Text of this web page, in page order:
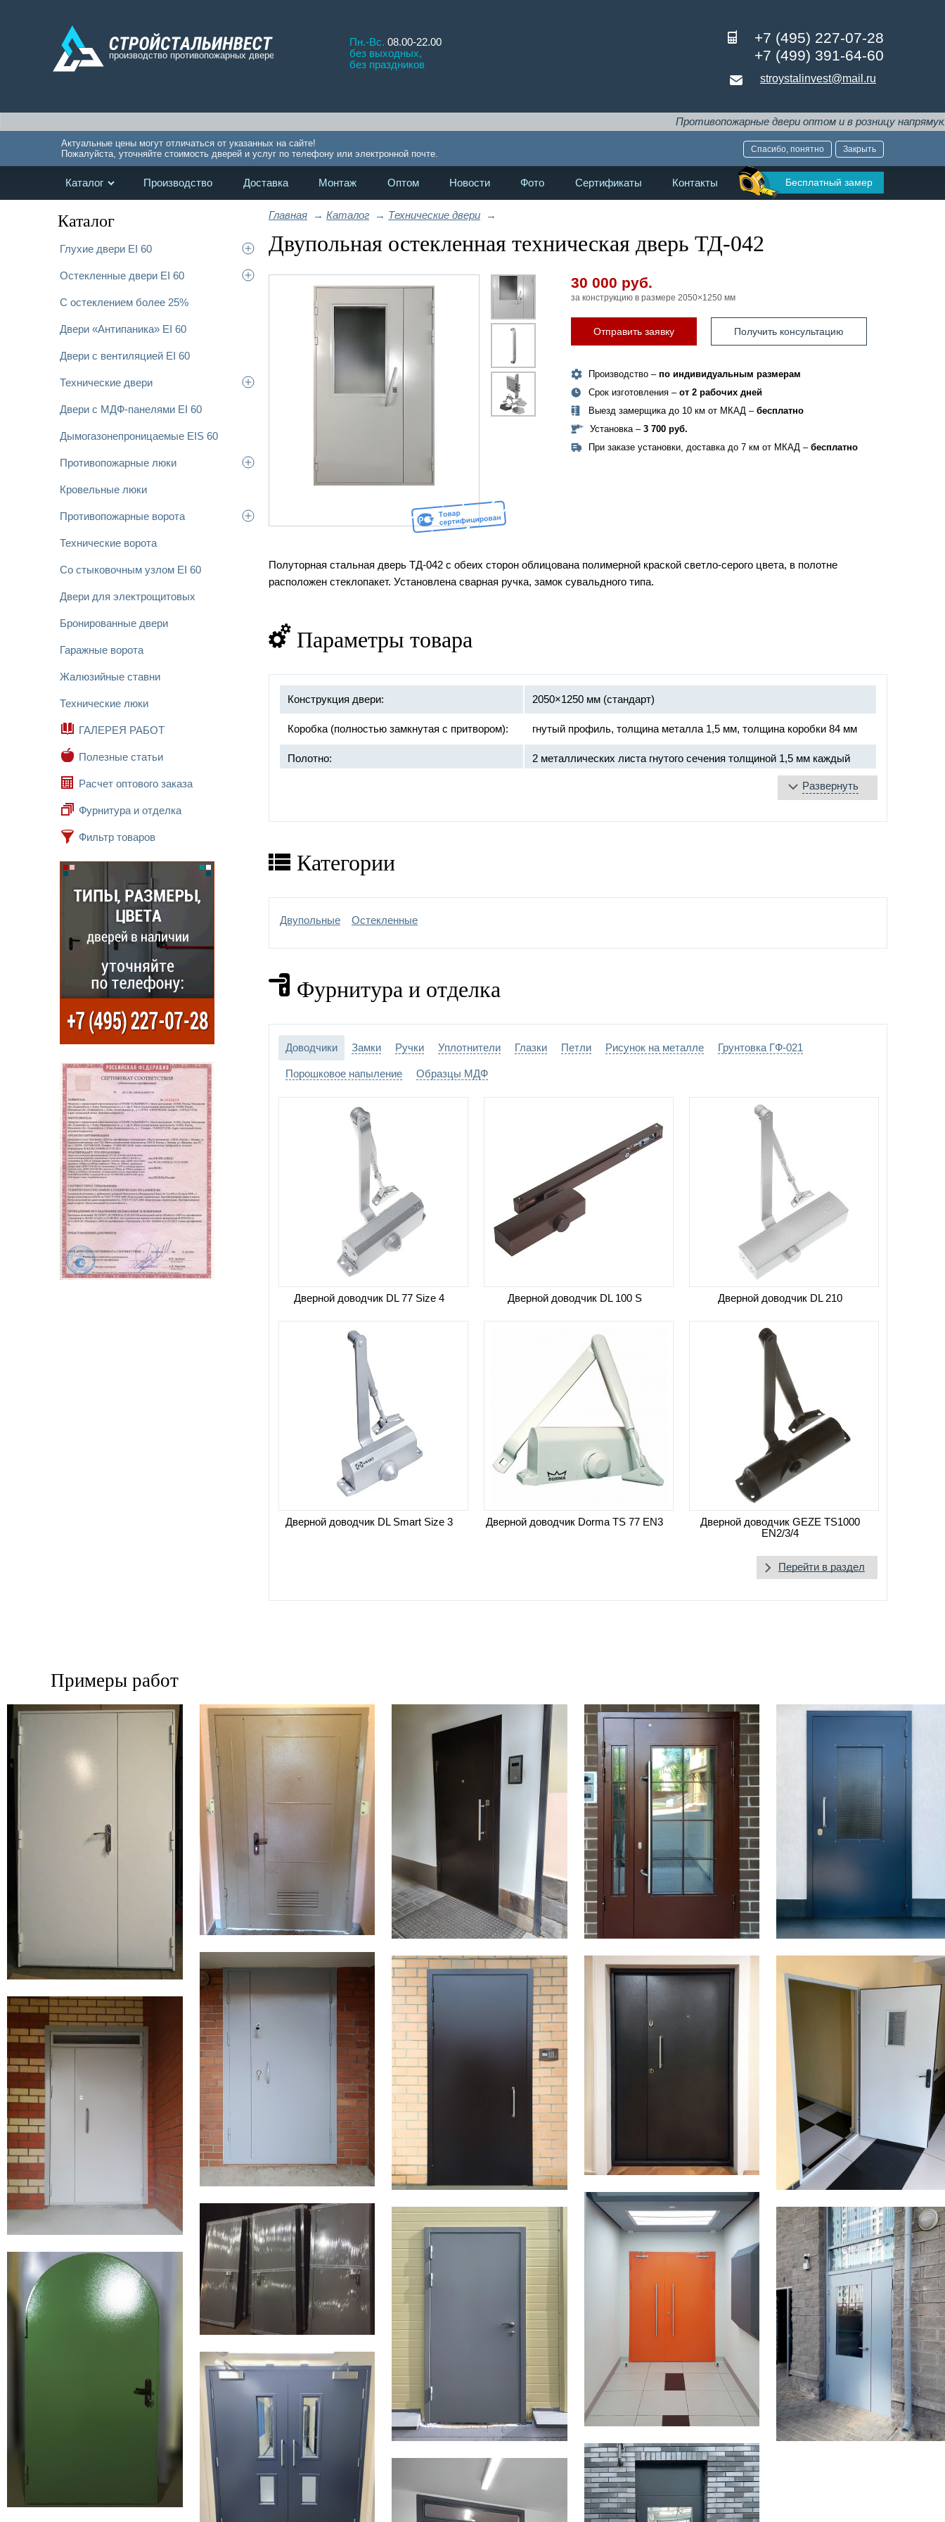
Пн.-Вс. 08.00-22.00
без выходных,
без праздников
+7 (495) 227-07-28
+7 (499) 391-64-60
stroystalinvest@mail.ru
Противопожарные двери оптом и в розницу напрямую от
Актуальные цены могут отличаться от указанных на сайте!
Пожалуйста, уточняйте стоимость дверей и услуг по телефону или электронной почте.
Спасибо, понятно Закрыть
Каталог Производство Доставка Монтаж Оптом Новости Фото Сертификаты Контакты Бесплатный замер
Каталог
Глухие двери EI 60
Остекленные двери EI 60
С остеклением более 25%
Двери «Антипаника» EI 60
Двери с вентиляцией EI 60
Технические двери
Двери с МДФ-панелями EI 60
Дымогазонепроницаемые EIS 60
Противопожарные люки
Кровельные люки
Противопожарные ворота
Технические ворота
Со стыковочным узлом EI 60
Двери для электрощитовых
Бронированные двери
Гаражные ворота
Жалюзийные ставни
Технические люки
ГАЛЕРЕЯ РАБОТ
Полезные статьи
Расчет оптового заказа
Фурнитура и отделка
Фильтр товаров
Главная → Каталог → Технические двери →
Двупольная остекленная техническая дверь ТД-042
30 000 руб.
за конструкцию в размере 2050×1250 мм
Отправить заявку Получить консультацию
Производство – по индивидуальным размерам
Срок изготовления – от 2 рабочих дней
Выезд замерщика до 10 км от МКАД – бесплатно
Установка – 3 700 руб.
При заказе установки, доставка до 7 км от МКАД – бесплатно
Полуторная стальная дверь ТД-042 с обеих сторон облицована полимерной краской светло-серого цвета, в полотне
расположен стеклопакет. Установлена сварная ручка, замок сувальдного типа.
Параметры товара
Конструкция двери: 2050×1250 мм (стандарт)
Коробка (полностью замкнутая с притвором): гнутый профиль, толщина металла 1,5 мм, толщина коробки 84 мм
Полотно: 2 металлических листа гнутого сечения толщиной 1,5 мм каждый
Дополнительно:
Развернуть
Категории
Двупольные Остекленные
Фурнитура и отделка
Доводчики Замки Ручки Уплотнители Глазки Петли Рисунок на металле Грунтовка ГФ-021
Порошковое напыление Образцы МДФ
Дверной доводчик DL 77 Size 4 Дверной доводчик DL 100 S Дверной доводчик DL 210
Дверной доводчик DL Smart Size 3 Дверной доводчик Dorma TS 77 EN3
Дверной доводчик GEZE TS1000
EN2/3/4
Перейти в раздел
Примеры работ